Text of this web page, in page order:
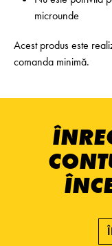
microunde
Acest produs este
comanda minimă.